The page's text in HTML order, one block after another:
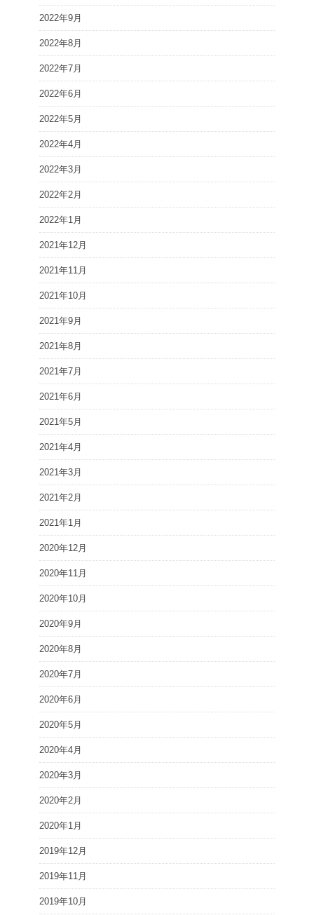
2022年9月
2022年8月
2022年7月
2022年6月
2022年5月
2022年4月
2022年3月
2022年2月
2022年1月
2021年12月
2021年11月
2021年10月
2021年9月
2021年8月
2021年7月
2021年6月
2021年5月
2021年4月
2021年3月
2021年2月
2021年1月
2020年12月
2020年11月
2020年10月
2020年9月
2020年8月
2020年7月
2020年6月
2020年5月
2020年4月
2020年3月
2020年2月
2020年1月
2019年12月
2019年11月
2019年10月